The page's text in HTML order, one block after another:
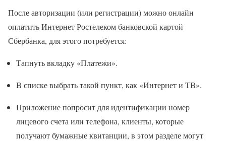
После авторизации (или регистрации) можно онлайн
оплатить Интернет Ростелеком банковской картой
Сбербанка, для этого потребуется:
Тапнуть вкладку «Платежи».
В списке выбрать такой пункт, как «Интернет и ТВ».
Приложение попросит для идентификации номер
лицевого счета или телефона, клиенты, которые
получают бумажные квитанции, в этом разделе могут